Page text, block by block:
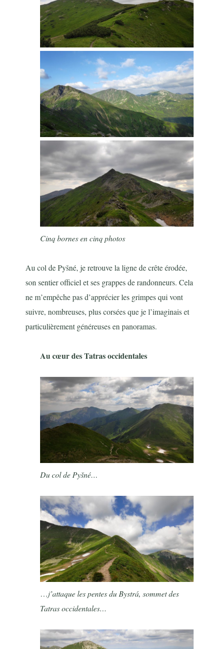
Cinq bornes en cinq photos
Au col de Pyšné, je retrouve la ligne de crête érodée,
son sentier officiel et ses grappes de randonneurs. Cela
ne m’empêche pas d’apprécier les grimpes qui vont
suivre, nombreuses, plus corsées que je l’imaginais et
particulièrement généreuses en panoramas.
Au cœur des Tatras occidentales
Du col de Pyšné…
…j’attaque les pentes du Bystrá, sommet des
Tatras occidentales…